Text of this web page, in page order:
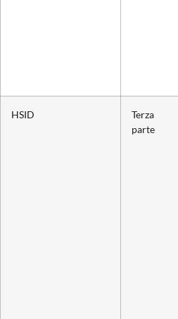
HSID
Terza
parte